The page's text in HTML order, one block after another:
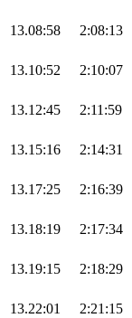
13.08:58 2:08:13
13.10:52 2:10:07
13.12:45 2:11:59
13.15:16 2:14:31
13.17:25 2:16:39
13.18:19 2:17:34
13.19:15 2:18:29
13.22:01 2:21:15